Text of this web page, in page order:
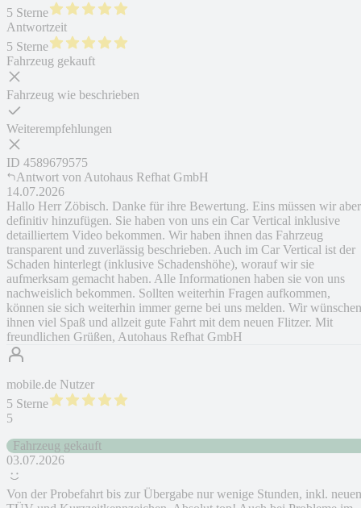
5 Sterne
Antwortzeit
5 Sterne
Fahrzeug gekauft
Fahrzeug wie beschrieben
Weiterempfehlungen
ID 4589679575
Antwort von Autohaus Refhat GmbH
14.07.2026
Hallo Herr Zöbisch. Danke für ihre Bewertung. Eins müssen wir aber
definitiv hinzufügen. Sie haben von uns ein Car Vertical inklusive
detailliertem Video bekommen. Wir haben ihnen das Fahrzeug
transparent und zuverlässig beschrieben. Auch im Car Vertical ist der
Schaden hinterlegt (inklusive Schadenshöhe), worauf wir sie
aufmerksam gemacht haben. Alle Informationen haben sie von uns
nachweislich bekommen. Sollten weiterhin Fragen aufkommen,
können sie sich weiterhin immer gerne bei uns melden. Wir wünschen
ihnen viel Spaß und allzeit gute Fahrt mit dem neuen Flitzer. Mit
freundlichen Grüßen, Autohaus Refhat GmbH
mobile.de Nutzer
5 Sterne
5
Fahrzeug gekauft
03.07.2026
Von der Probefahrt bis zur Übergabe nur wenige Stunden, inkl. neuen